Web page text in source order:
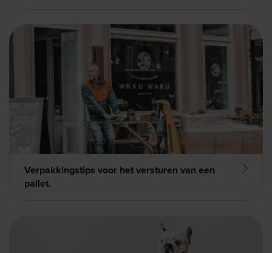
Verpakkingstips voor het versturen van een
pallet.